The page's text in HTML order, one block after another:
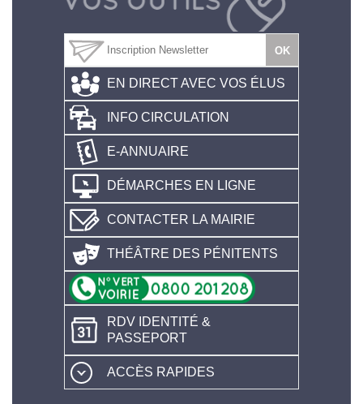
EN DIRECT AVEC VOS ÉLUS
INFO CIRCULATION
E-ANNUAIRE
DÉMARCHES EN LIGNE
CONTACTER LA MAIRIE
THÉÂTRE DES PÉNITENTS
RDV IDENTITÉ &
PASSEPORT
ACCÈS RAPIDES